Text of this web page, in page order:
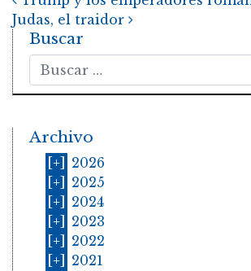
Judas, el traidor
Buscar
Buscar
Archivo
[+]
2026
[+]
2025
[+]
2024
[+]
2023
[+]
2022
[+]
2021